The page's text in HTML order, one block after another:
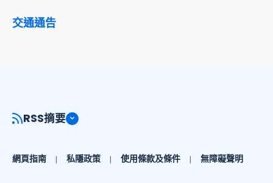
交通通告
RSS摘要
網頁指南 私隱政策 使用條款及條件 無障礙聲明